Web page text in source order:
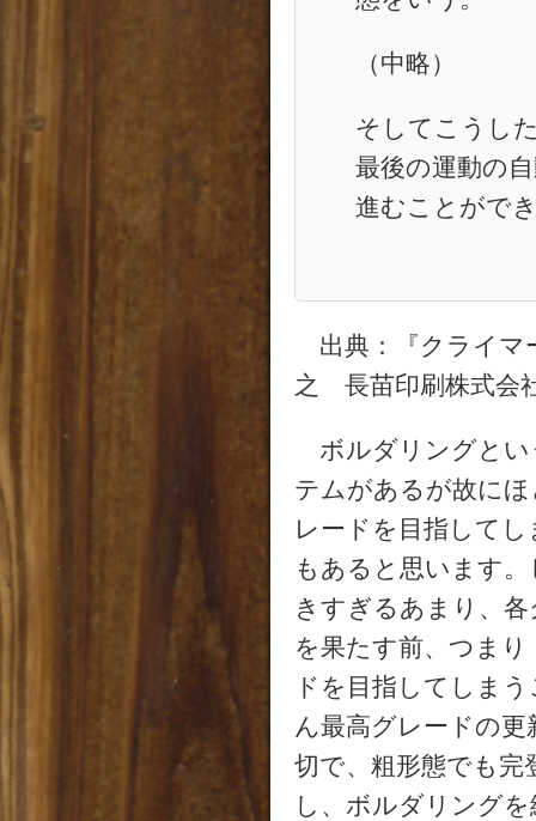
（中略）
そしてこうし
最後の運動の
進むことがで
出典：『クライマ
之 長苗印刷株式会
ボルダリングとい
テムがあるが故に
レードを目指して
もあると思います
きすぎるあまり、
を果たす前、つま
ドを目指してしま
ん最高グレードの
切で、粗形態でも
し、ボルダリング